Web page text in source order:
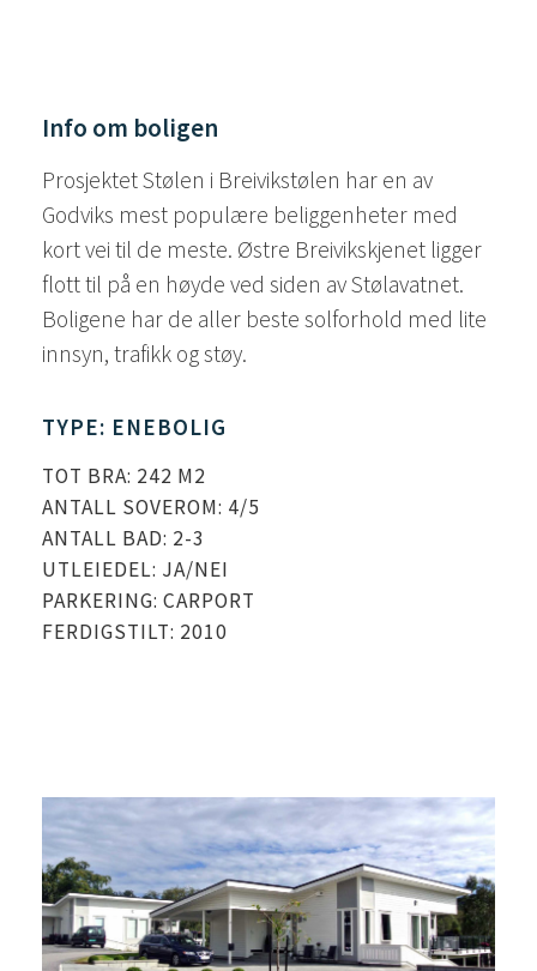
Info om boligen
Prosjektet Stølen i Breivikstølen har en av
Godviks mest populære beliggenheter med
kort vei til de meste. Østre Breivikskjenet ligger
flott til på en høyde ved siden av Stølavatnet.
Boligene har de aller beste solforhold med lite
innsyn, trafikk og støy.
TYPE: ENEBOLIG
TOT BRA: 242 M2
ANTALL SOVEROM: 4/5
ANTALL BAD: 2-3
UTLEIEDEL: JA/NEI
PARKERING: CARPORT
FERDIGSTILT: 2010